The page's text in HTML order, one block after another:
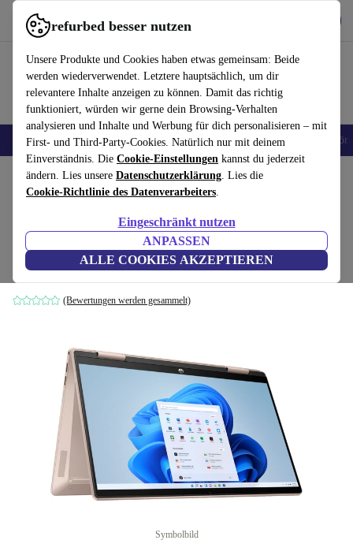
refurbed besser nutzen
Unsere Produkte und Cookies haben etwas gemeinsam: Beide
werden wiederverwendet. Letztere hauptsächlich, um dir
relevantere Inhalte anzeigen zu können. Damit das richtig
funktioniert, würden wir gerne dein Browsing-Verhalten
analysieren und Inhalte und Werbung für dich personalisieren – mit
First- und Third-Party-Cookies. Natürlich nur mit deinem
Einverständnis. Die Cookie-Einstellungen kannst du jederzeit
ändern. Lies unsere Datenschutzerklärung. Lies die
Cookie-Richtlinie des Datenverarbeiters.
Eingeschränkt nutzen
ANPASSEN
ALLE COOKIES AKZEPTIEREN
refurbed schnell und einfach nutzen
🎒 Back to school Handys Laptops Tablets Smartwatches Zubehör
Home Produkte Laptops HP Laptops
HP Pavilion x360 2-in-1 14-ek | i5-1235U |
14"
8 GB | 512 GB SSD | Tastaturbeleuchtung | Webcam | Win 11
(Bewertungen werden gesammelt)
Symbolbild